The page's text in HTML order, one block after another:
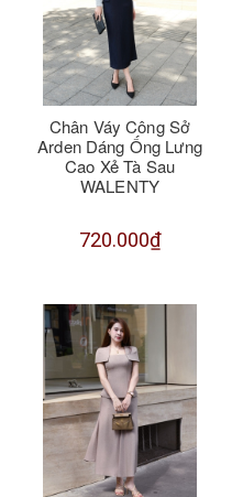
Chân Váy Công Sở
Arden Dáng Ống Lưng
Cao Xẻ Tà Sau
WALENTY
720.000₫